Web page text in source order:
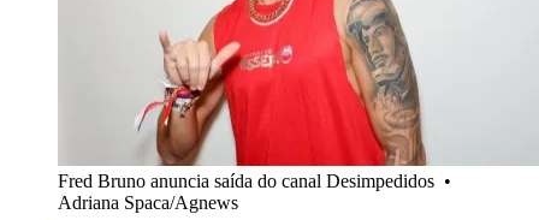
Fred Bruno anuncia saída do canal Desimpedidos •
Adriana Spaca/Agnews